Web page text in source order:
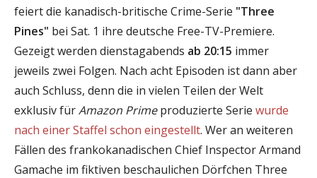
feiert die kanadisch-britische Crime-Serie "Three
Pines" bei Sat. 1 ihre deutsche Free-TV-Premiere.
Gezeigt werden dienstagabends ab 20:15 immer
jeweils zwei Folgen. Nach acht Episoden ist dann aber
auch Schluss, denn die in vielen Teilen der Welt
exklusiv fürAmazon Primeproduzierte Serie wurde
nach einer Staffel schon eingestellt. Wer an weiteren
Fällen des frankokanadischen Chief Inspector Armand
Gamache im fiktiven beschaulichen Dörfchen Three